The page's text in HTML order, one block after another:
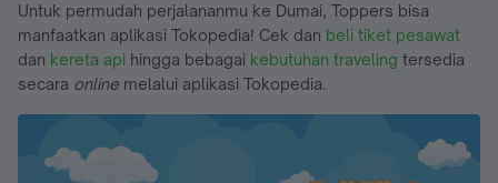
Untuk permudah perjalananmu ke Dumai, Toppers bisa
manfaatkan aplikasi Tokopedia! Cek dan beli tiket pesawat
dan kereta api hingga bebagai kebutuhan traveling tersedia
secara online melalui aplikasi Tokopedia.